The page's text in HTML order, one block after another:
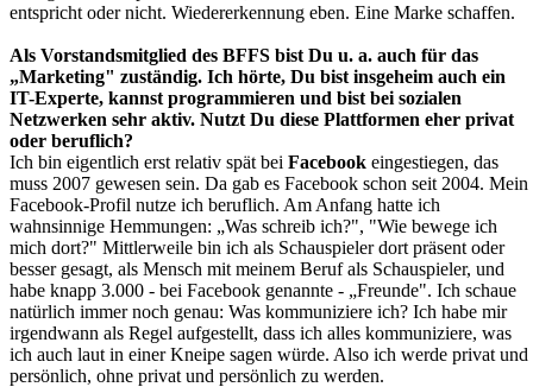
entspricht oder nicht. Wiedererkennung eben. Eine Marke schaffen.
Als Vorstandsmitglied des BFFS bist Du u. a. auch für das
„Marketing" zuständig. Ich hörte, Du bist insgeheim auch ein
IT-Experte, kannst programmieren und bist bei sozialen
Netzwerken sehr aktiv. Nutzt Du diese Plattformen eher privat
oder beruflich?
Ich bin eigentlich erst relativ spät bei Facebook eingestiegen, das
muss 2007 gewesen sein. Da gab es Facebook schon seit 2004. Mein
Facebook-Profil nutze ich beruflich. Am Anfang hatte ich
wahnsinnige Hemmungen: „Was schreib ich?", "Wie bewege ich
mich dort?" Mittlerweile bin ich als Schauspieler dort präsent oder
besser gesagt, als Mensch mit meinem Beruf als Schauspieler, und
habe knapp 3.000 - bei Facebook genannte - „Freunde". Ich schaue
natürlich immer noch genau: Was kommuniziere ich? Ich habe mir
irgendwann als Regel aufgestellt, dass ich alles kommuniziere, was
ich auch laut in einer Kneipe sagen würde. Also ich werde privat und
persönlich, ohne privat und persönlich zu werden.